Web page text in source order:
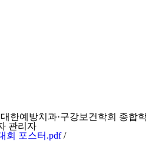
대한예방치과·구강보건학회 종합
관리자
회 포스터.pdf/